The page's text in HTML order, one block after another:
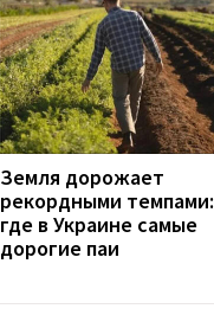
Земля дорожает
рекордными темпами:
где в Украине самые
дорогие паи